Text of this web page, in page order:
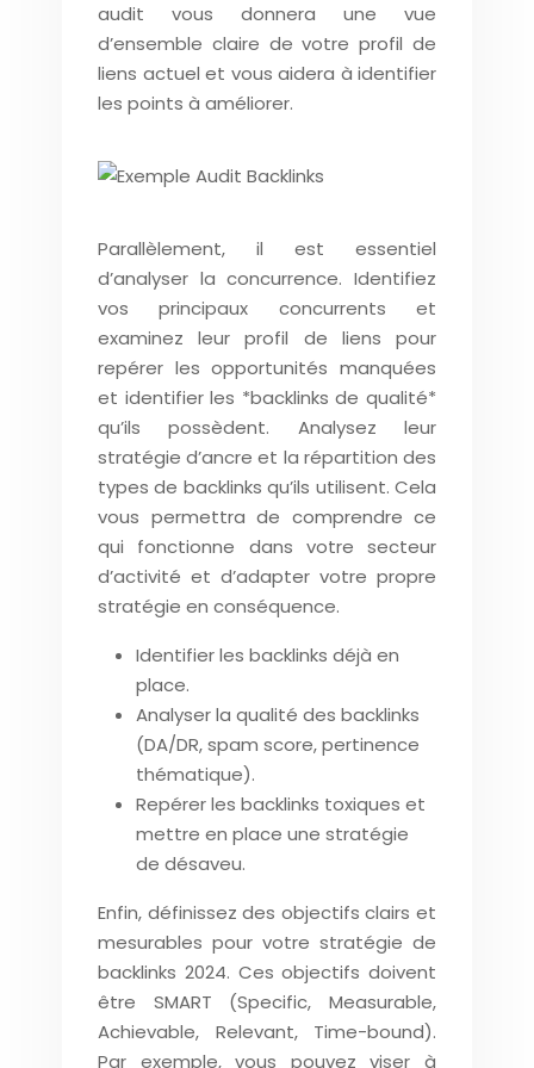
audit vous donnera une vue
d’ensemble claire de votre profil de
liens actuel et vous aidera à identifier
les points à améliorer.
Parallèlement, il est essentiel
d’analyser la concurrence. Identifiez
vos principaux concurrents et
examinez leur profil de liens pour
repérer les opportunités manquées
et identifier les *backlinks de qualité*
qu’ils possèdent. Analysez leur
stratégie d’ancre et la répartition des
types de backlinks qu’ils utilisent. Cela
vous permettra de comprendre ce
qui fonctionne dans votre secteur
d’activité et d’adapter votre propre
stratégie en conséquence.
Identifier les backlinks déjà en
place.
Analyser la qualité des backlinks
(DA/DR, spam score, pertinence
thématique).
Repérer les backlinks toxiques et
mettre en place une stratégie
de désaveu.
Enfin, définissez des objectifs clairs et
mesurables pour votre stratégie de
backlinks 2024. Ces objectifs doivent
être SMART (Specific, Measurable,
Achievable, Relevant, Time-bound).
Par exemple, vous pouvez viser à